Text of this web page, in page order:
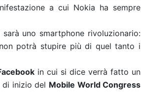
a cui Nokia ha sempre
uno smartphone rivoluzionario:
potrà stupire più di quel tanto i
in cui si dice verrà fatto un
inizio del Mobile World Congress